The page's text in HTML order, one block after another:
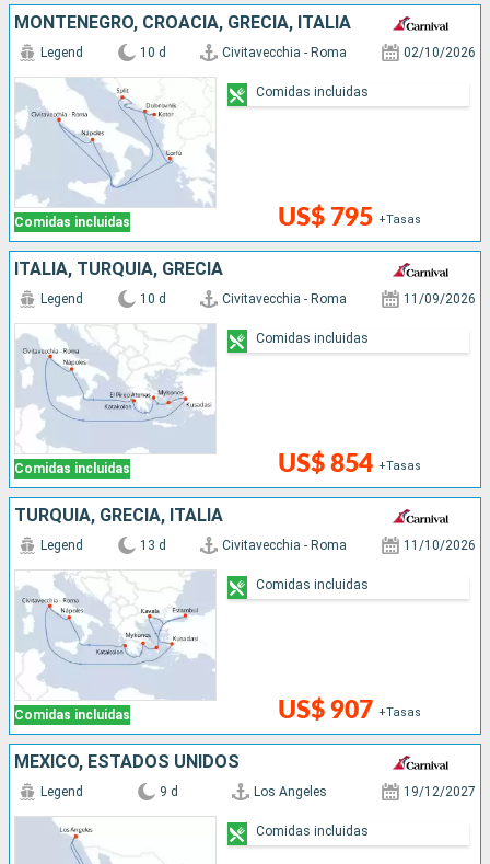
MONTENEGRO, CROACIA, GRECIA, ITALIA
Comidas incluidas
Legend 10 d Civitavecchia - Roma 02/10/2026
US$ 795 +Tasas
Comidas incluidas
ITALIA, TURQUÍA, GRECIA
Comidas incluidas
Legend 10 d Civitavecchia - Roma 11/09/2026
US$ 854 +Tasas
Comidas incluidas
TURQUÍA, GRECIA, ITALIA
Comidas incluidas
Legend 13 d Civitavecchia - Roma 11/10/2026
US$ 907 +Tasas
Comidas incluidas
MÉXICO, ESTADOS UNIDOS
Legend 9 d Los Angeles 19/12/2027
Comidas incluidas